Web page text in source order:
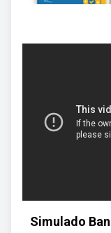
Simulado